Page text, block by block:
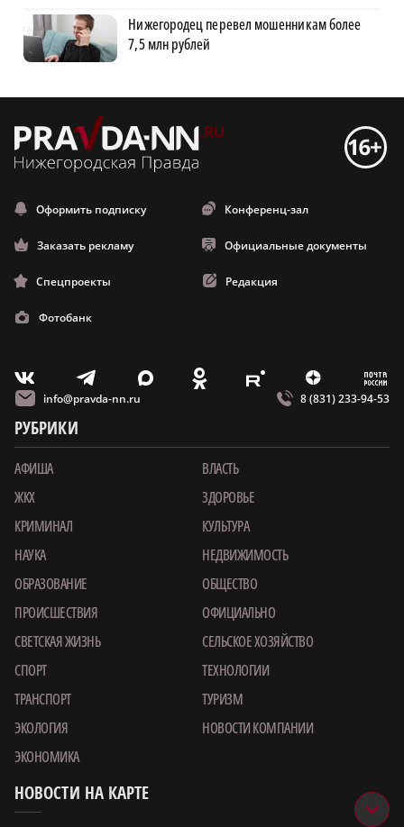
Нижегородец перевел мошенникам более
7,5 млн рублей
Оформить подписку Конференц-зал
Заказать рекламу Официальные документы
Спецпроекты Редакция
Фотобанк
V T X O E Z m
info@pravda-nn.ru 8 (831) 233-94-53
РУБРИКИ
АФИША
ВЛАСТЬ
ЖКХ
ЗДОРОВЬЕ
КРИМИНАЛ
КУЛЬТУРА
НАУКА
НЕДВИЖИМОСТЬ
ОБРАЗОВАНИЕ
ОБЩЕСТВО
ПРОИСШЕСТВИЯ
ОФИЦИАЛЬНО
СВЕТСКАЯ ЖИЗНЬ
СЕЛЬСКОЕ ХОЗЯЙСТВО
СПОРТ
ТЕХНОЛОГИИ
ТРАНСПОРТ
ТУРИЗМ
ЭКОЛОГИЯ
НОВОСТИ КОМПАНИИ
ЭКОНОМИКА
НОВОСТИ НА КАРТЕ